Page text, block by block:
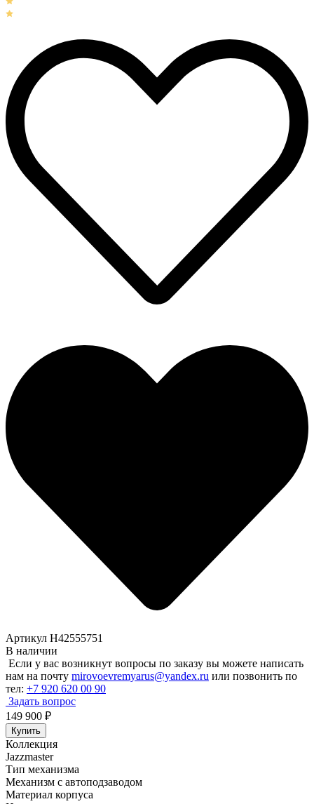
Артикул H42555751
В наличии
Если у вас возникнут вопросы по заказу вы можете написать
нам на почту mirovoevremyarus@yandex.ru или позвонить по
тел: +7 920 620 00 90
Задать вопрос
149 900 ₽
Купить
Коллекция
Jazzmaster
Тип механизма
Механизм с автоподзаводом
Материал корпуса